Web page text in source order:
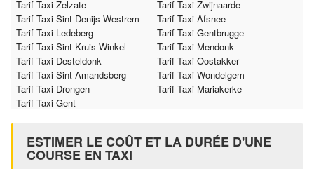
Tarif Taxi Zelzate
Tarif Taxi Zwijnaarde
Tarif Taxi Sint-Denijs-Westrem
Tarif Taxi Afsnee
Tarif Taxi Ledeberg
Tarif Taxi Gentbrugge
Tarif Taxi Sint-Kruis-Winkel
Tarif Taxi Mendonk
Tarif Taxi Desteldonk
Tarif Taxi Oostakker
Tarif Taxi Sint-Amandsberg
Tarif Taxi Wondelgem
Tarif Taxi Drongen
Tarif Taxi Mariakerke
Tarif Taxi Gent
ESTIMER LE COÛT ET LA DURÉE D'UNE
COURSE EN TAXI